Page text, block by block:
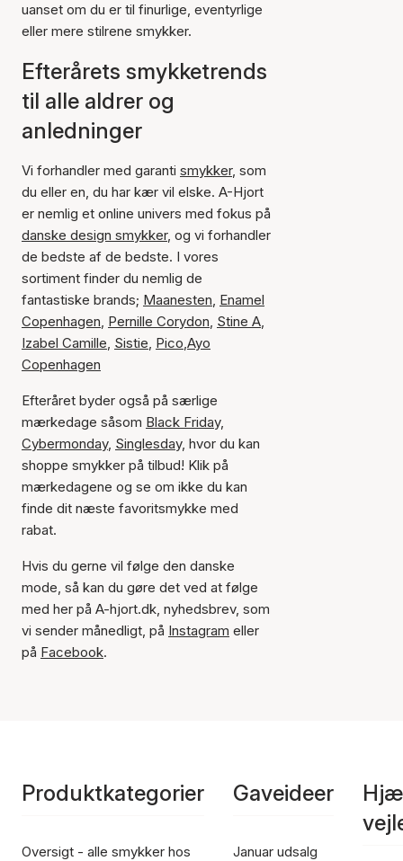
uanset om du er til finurlige, eventyrlige
eller mere stilrene smykker.
Efterårets smykketrends
til alle aldrer og
anledninger
Vi forhandler med garanti smykker, som
du eller en, du har kær vil elske. A-Hjort
er nemlig et online univers med fokus på
danske design smykker, og vi forhandler
de bedste af de bedste. I vores
sortiment finder du nemlig de
fantastiske brands; Maanesten, Enamel
Copenhagen, Pernille Corydon, Stine A,
Izabel Camille, Sistie, Pico,Ayo
Copenhagen
Efteråret byder også på særlige
mærkedage såsom Black Friday,
Cybermonday, Singlesday, hvor du kan
shoppe smykker på tilbud! Klik på
mærkedagene og se om ikke du kan
finde dit næste favoritsmykke med
rabat.
Hvis du gerne vil følge den danske
mode, så kan du gøre det ved at følge
med her på A-hjort.dk, nyhedsbrev, som
vi sender månedligt, på Instagram eller
på Facebook.
Produktkategorier
Oversigt - alle smykker hos
Gaveideer
Januar udsalg